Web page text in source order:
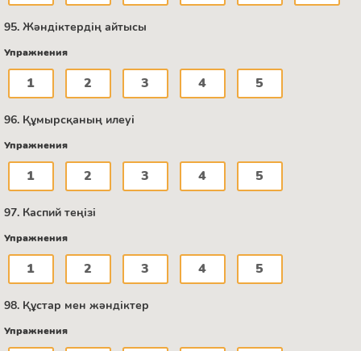
95. Жәндіктердің айтысы
Упражнения
1 2 3 4 5
96. Құмырсқаның илеуі
Упражнения
1 2 3 4 5
97. Каспий теңізі
Упражнения
1 2 3 4 5
98. Құстар мен жәндіктер
Упражнения